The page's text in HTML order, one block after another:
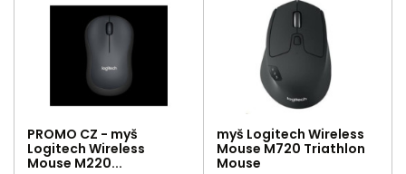
PROMO CZ - myš
Logitech Wireless
Mouse M220...
myš Logitech Wireless
Mouse M720 Triathlon
Mouse